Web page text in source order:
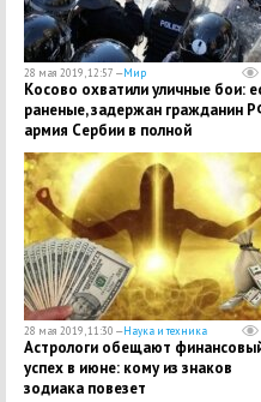
28 мая 2019, 12:57 —Мир
Косово охватили уличные бои:
раненые, задержан гражданин
армия Сербии в полной
боеготовности
28 мая 2019, 11:30 —Наука и техника
​Астрологи обещают
успех в июне: кому из знаков
зодиака повезет